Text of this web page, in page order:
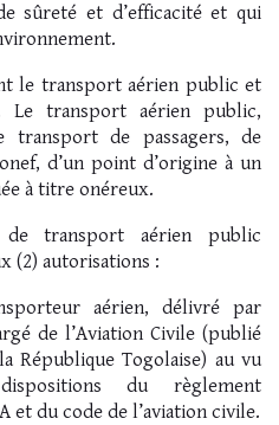
sûreté et d’efficacité et qui
le transport aérien public et
transport aérien public,
de passagers, de
d’un point d’origine à un
à titre onéreux.
de transport aérien public
(2) autorisations :
aérien, délivré par
de l’Aviation Civile (publié
République Togolaise) au vu
du règlement
et du code de l’aviation civile.